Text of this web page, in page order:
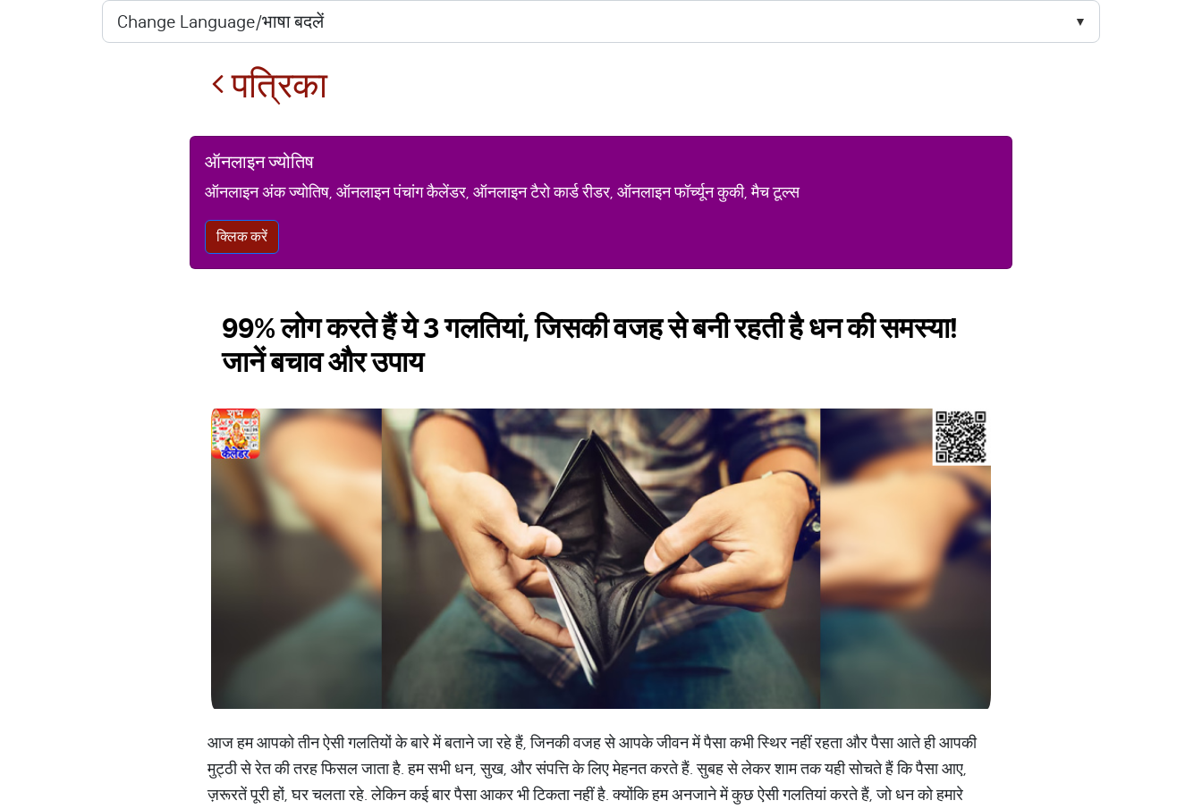
पत्रिका
ऑनलाइन ज्योतिष
ऑनलाइन अंक ज्योतिष, ऑनलाइन पंचांग कैलेंडर, ऑनलाइन टैरो कार्ड रीडर, ऑनलाइन फॉर्च्यून कुकी, मैच टूल्स
क्लिक करें
99% लोग करते हैं ये 3 गलतियां, जिसकी वजह से बनी रहती है धन की समस्या!
जानें बचाव और उपाय
आज हम आपको तीन ऐसी गलतियों के बारे में बताने जा रहे हैं, जिनकी वजह से आपके जीवन में पैसा कभी स्थिर नहीं रहता और पैसा आते ही आपकी
मुट्ठी से रेत की तरह फिसल जाता है. हम सभी धन, सुख, और संपत्ति के लिए मेहनत करते हैं. सुबह से लेकर शाम तक यही सोचते हैं कि पैसा आए,
ज़रूरतें पूरी हों, घर चलता रहे. लेकिन कई बार पैसा आकर भी टिकता नहीं है. क्योंकि हम अनजाने में कुछ ऐसी गलतियां करते हैं, जो धन को हमारे